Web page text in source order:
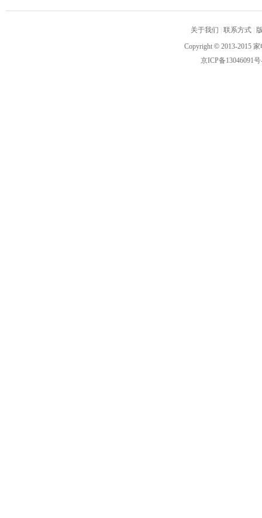
关于我们 联系方式
Copyright © 2013-2015
京ICP备13046091号